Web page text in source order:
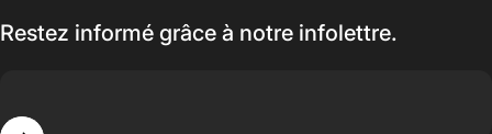
Restez informé grâce à notre infolettre.